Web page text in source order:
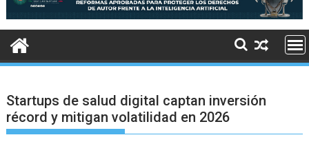
Startups de salud digital captan inversión
récord y mitigan volatilidad en 2026